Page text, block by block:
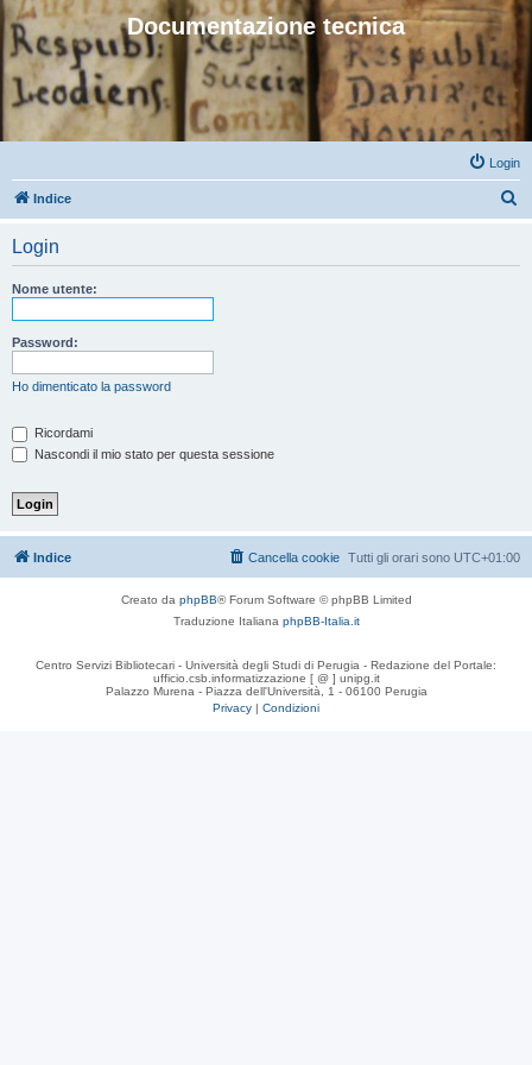
Documentazione tecnica
Login
Indice
Login
Nome utente:
Password:
Ho dimenticato la password
Ricordami
Nascondi il mio stato per questa sessione
Indice Tutti gli orari sono UTC+01:00
Cancella cookie
Creato da phpBB® Forum Software © phpBB Limited
Traduzione Italiana phpBB-Italia.it
Centro Servizi Bibliotecari - Università degli Studi di Perugia - Redazione del Portale:
ufficio.csb.informatizzazione [ @ ] unipg.it
Palazzo Murena - Piazza dell'Università, 1 - 06100 Perugia
Privacy | Condizioni